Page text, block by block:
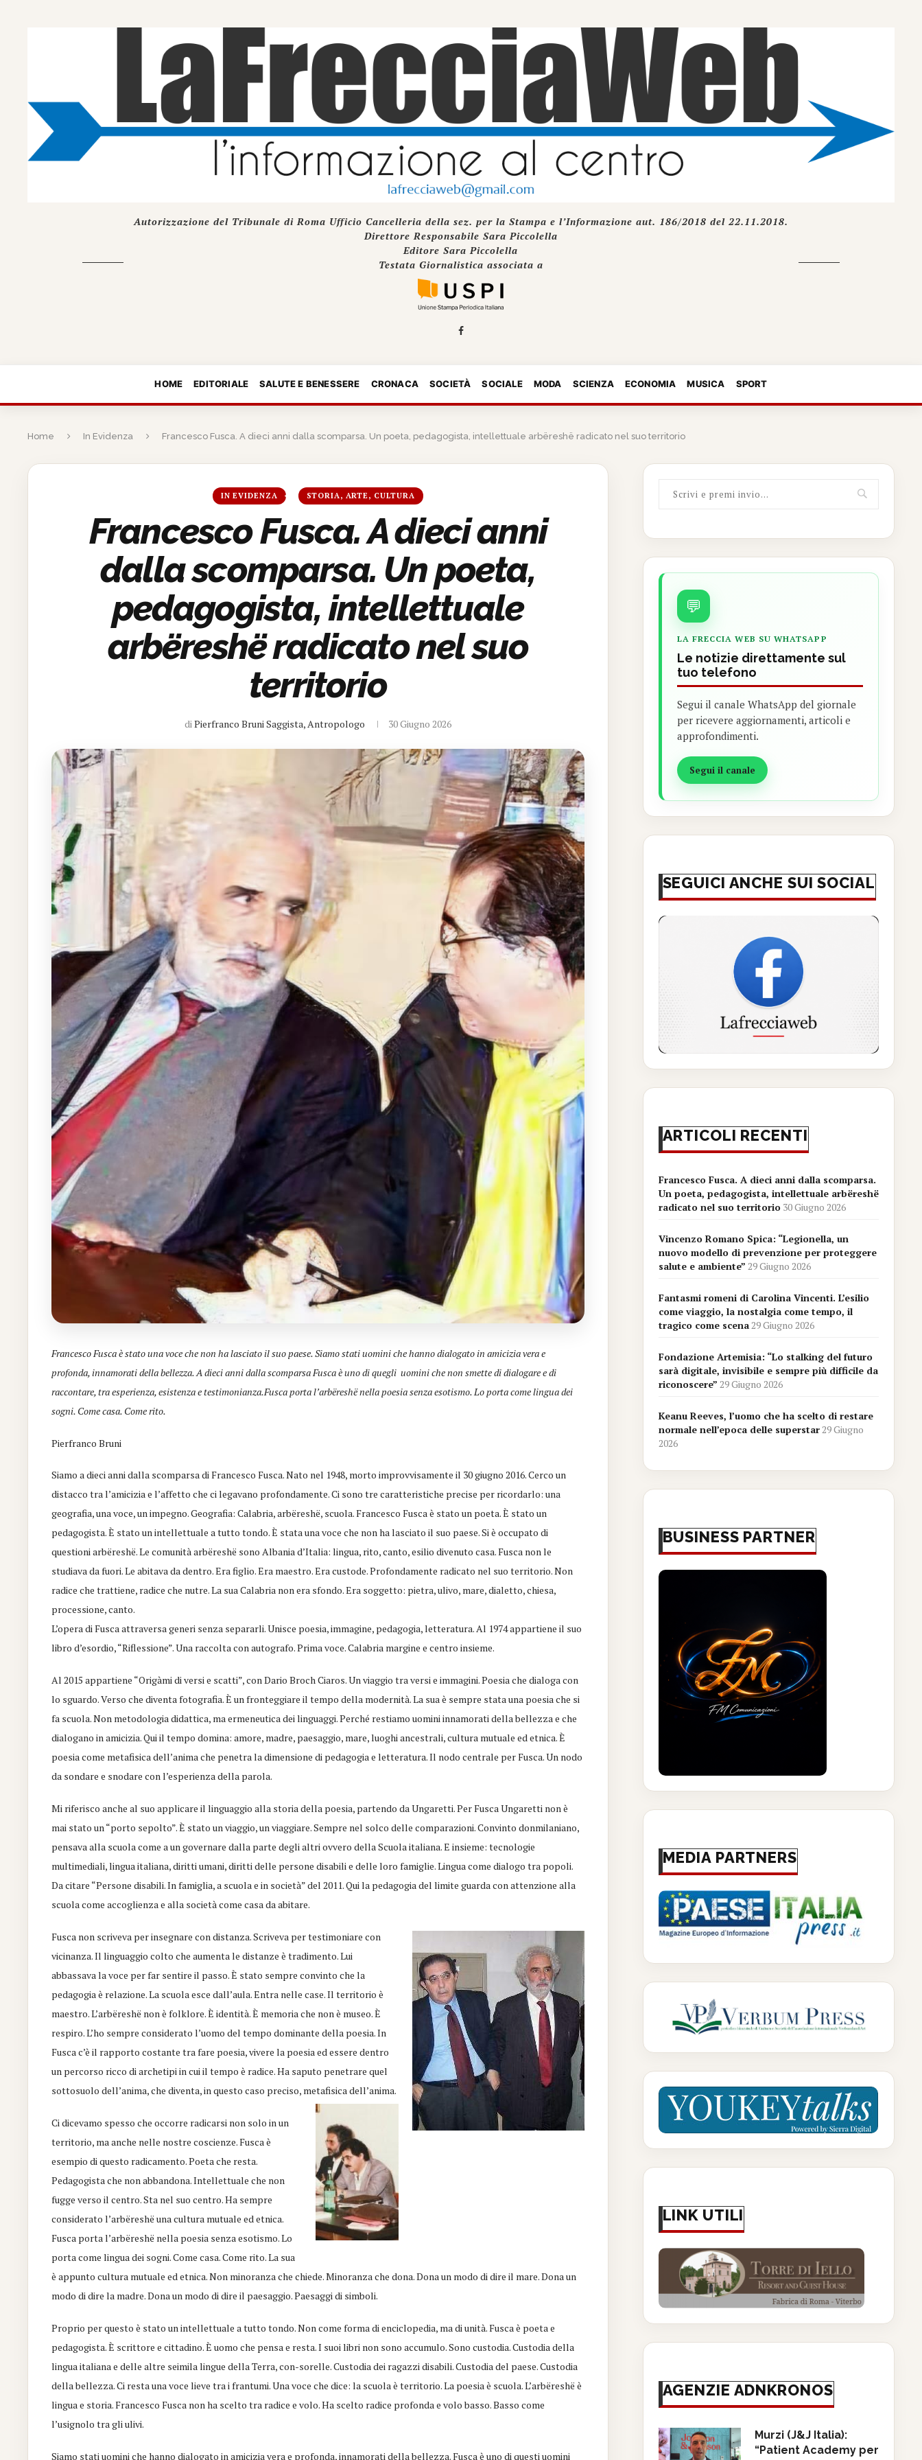
Autorizzazione del Tribunale di Roma Ufficio Cancelleria della sez. per la Stampa e l’Informazione aut. 186/2018 del 22.11.2018.
Direttore Responsabile Sara Piccolella
Editore Sara Piccolella
Testata Giornalistica associata a
HOME EDITORIALE SALUTE E BENESSERE CRONACA SOCIETÀ SOCIALE MODA SCIENZA ECONOMIA MUSICA SPORT
Home In Evidenza Francesco Fusca. A dieci anni dalla scomparsa. Un poeta, pedagogista, intellettuale arbëreshë radicato nel suo territorio
IN EVIDENZA STORIA, ARTE, CULTURA
Francesco Fusca. A dieci anni
dalla scomparsa. Un poeta,
pedagogista, intellettuale
arbëreshë radicato nel suo
territorio
diPierfranco Bruni Saggista, Antropologo 30 Giugno 2026
Francesco Fusca è stato una voce che non ha lasciato il suo paese. Siamo stati uomini che hanno dialogato in amicizia vera e
profonda, innamorati della bellezza. A dieci anni dalla scomparsa Fusca è uno di quegli uomini che non smette di dialogare e di
raccontare, tra esperienza, esistenza e testimonianza.Fusca porta l’arbëreshë nella poesia senza esotismo. Lo porta come lingua dei
sogni. Come casa. Come rito.
Pierfranco Bruni
Siamo a dieci anni dalla scomparsa di Francesco Fusca. Nato nel 1948, morto improvvisamente il 30 giugno 2016. Cerco un
distacco tra l’amicizia e l’affetto che ci legavano profondamente. Ci sono tre caratteristiche precise per ricordarlo: una
geografia, una voce, un impegno. Geografia: Calabria, arbëreshë, scuola. Francesco Fusca è stato un poeta. È stato un
pedagogista. È stato un intellettuale a tutto tondo. È stata una voce che non ha lasciato il suo paese. Si è occupato di
questioni arbëreshë. Le comunità arbëreshë sono Albania d’Italia: lingua, rito, canto, esilio divenuto casa. Fusca non le
studiava da fuori. Le abitava da dentro. Era figlio. Era maestro. Era custode. Profondamente radicato nel suo territorio. Non
radice che trattiene, radice che nutre. La sua Calabria non era sfondo. Era soggetto: pietra, ulivo, mare, dialetto, chiesa,
processione, canto.
L’opera di Fusca attraversa generi senza separarli. Unisce poesia, immagine, pedagogia, letteratura. Al 1974 appartiene il suo
libro d’esordio, “Riflessione”. Una raccolta con autografo. Prima voce. Calabria margine e centro insieme.
Al 2015 appartiene “Origàmi di versi e scatti”, con Dario Broch Ciaros. Un viaggio tra versi e immagini. Poesia che dialoga con
lo sguardo. Verso che diventa fotografia. È un fronteggiare il tempo della modernità. La sua è sempre stata una poesia che si
fa scuola. Non metodologia didattica, ma ermeneutica dei linguaggi. Perché restiamo uomini innamorati della bellezza e che
dialogano in amicizia. Qui il tempo domina: amore, madre, paesaggio, mare, luoghi ancestrali, cultura mutuale ed etnica. È
poesia come metafisica dell’anima che penetra la dimensione di pedagogia e letteratura. Il nodo centrale per Fusca. Un nodo
da sondare e snodare con l’esperienza della parola.
Mi riferisco anche al suo applicare il linguaggio alla storia della poesia, partendo da Ungaretti. Per Fusca Ungaretti non è
mai stato un “porto sepolto”. È stato un viaggio, un viaggiare. Sempre nel solco delle comparazioni. Convinto donmilaniano,
pensava alla scuola come a un governare dalla parte degli altri ovvero della Scuola italiana. E insieme: tecnologie
multimediali, lingua italiana, diritti umani, diritti delle persone disabili e delle loro famiglie. Lingua come dialogo tra popoli.
Da citare “Persone disabili. In famiglia, a scuola e in società” del 2011. Qui la pedagogia del limite guarda con attenzione alla
scuola come accoglienza e alla società come casa da abitare.
Fusca non scriveva per insegnare con distanza. Scriveva per testimoniare con
vicinanza. Il linguaggio colto che aumenta le distanze è tradimento. Lui
abbassava la voce per far sentire il passo. È stato sempre convinto che la
pedagogia è relazione. La scuola esce dall’aula. Entra nelle case. Il territorio è
maestro. L’arbëreshë non è folklore. È identità. È memoria che non è museo. È
respiro. L’ho sempre considerato l’uomo del tempo dominante della poesia. In
Fusca c’è il rapporto costante tra fare poesia, vivere la poesia ed essere dentro
un percorso ricco di archetipi in cui il tempo è radice. Ha saputo penetrare quel
sottosuolo dell’anima, che diventa, in questo caso preciso, metafisica dell’anima.
Ci dicevamo spesso che occorre radicarsi non solo in un
territorio, ma anche nelle nostre coscienze. Fusca è
esempio di questo radicamento. Poeta che resta.
Pedagogista che non abbandona. Intellettuale che non
fugge verso il centro. Sta nel suo centro. Ha sempre
considerato l’arbëreshë una cultura mutuale ed etnica.
Fusca porta l’arbëreshë nella poesia senza esotismo. Lo
porta come lingua dei sogni. Come casa. Come rito. La sua
è appunto cultura mutuale ed etnica. Non minoranza che chiede. Minoranza che dona. Dona un modo di dire il mare. Dona un
modo di dire la madre. Dona un modo di dire il paesaggio. Paesaggi di simboli.
Proprio per questo è stato un intellettuale a tutto tondo. Non come forma di enciclopedia, ma di unità. Fusca è poeta e
pedagogista. È scrittore e cittadino. È uomo che pensa e resta. I suoi libri non sono accumulo. Sono custodia. Custodia della
lingua italiana e delle altre seimila lingue della Terra, con-sorelle. Custodia dei ragazzi disabili. Custodia del paese. Custodia
della bellezza. Ci resta una voce lieve tra i frantumi. Una voce che dice: la scuola è territorio. La poesia è scuola. L’arbëreshë è
lingua e storia. Francesco Fusca non ha scelto tra radice e volo. Ha scelto radice profonda e volo basso. Basso come
l’usignolo tra gli ulivi.
Siamo stati uomini che hanno dialogato in amicizia vera e profonda, innamorati della bellezza. Fusca è uno di questi uomini
💬
LA FRECCIA WEB SU WHATSAPP
Le notizie direttamente sul
tuo telefono
Segui il canale WhatsApp del giornale
per ricevere aggiornamenti, articoli e
approfondimenti.
Segui il canale
SEGUICI ANCHE SUI SOCIAL
ARTICOLI RECENTI
Francesco Fusca. A dieci anni dalla scomparsa.
Un poeta, pedagogista, intellettuale arbëreshë
radicato nel suo territorio 30 Giugno 2026
Vincenzo Romano Spica: “Legionella, un
nuovo modello di prevenzione per proteggere
salute e ambiente” 29 Giugno 2026
Fantasmi romeni di Carolina Vincenti. L’esilio
come viaggio, la nostalgia come tempo, il
tragico come scena29 Giugno 2026
Fondazione Artemisia: “Lo stalking del futuro
sarà digitale, invisibile e sempre più difficile da
riconoscere” 29 Giugno 2026
Keanu Reeves, l’uomo che ha scelto di restare
normale nell’epoca delle superstar29 Giugno
2026
BUSINESS PARTNER
MEDIA PARTNERS
LINK UTILI
AGENZIE ADNKRONOS
Murzi (J&J Italia):
“Patient Academy per